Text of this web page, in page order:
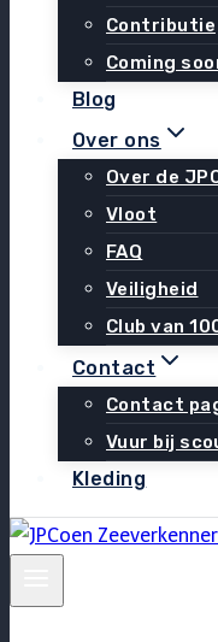
Contributie
Coming
Blog
Over ons
Over de
Vloot
FAQ
Veiligheid
Club van
Contact
Contact
Vuur bij
Kleding